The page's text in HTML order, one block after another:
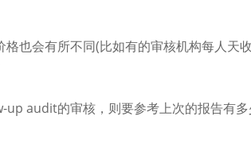
也会有所不同(比如有的审核机构每人天
audit的审核，则要参考上次的报告有